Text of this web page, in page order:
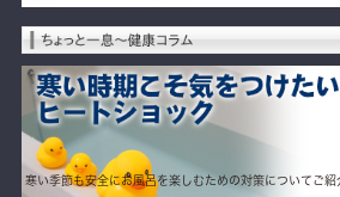
寒い季節も安全にお風呂を楽しむための対策についてご紹